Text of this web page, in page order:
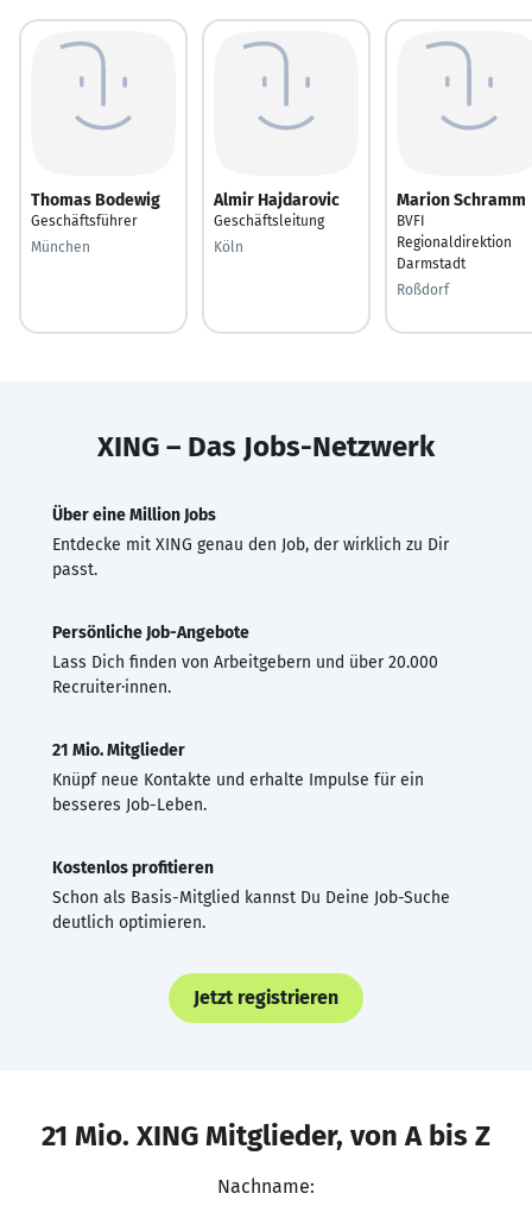
Thomas Bodewig
Geschäftsführer
München
Almir Hajdarovic
Geschäftsleitung
Köln
Marion Schramm
BVFI
Regionaldirektion
Darmstadt
Roßdorf
XING – Das Jobs-Netzwerk
Über eine Million Jobs
Entdecke mit XING genau den Job, der wirklich zu Dir
passt.
Persönliche Job-Angebote
Lass Dich finden von Arbeitgebern und über 20.000
Recruiter·innen.
21 Mio. Mitglieder
Knüpf neue Kontakte und erhalte Impulse für ein
besseres Job-Leben.
Kostenlos profitieren
Schon als Basis-Mitglied kannst Du Deine Job-Suche
deutlich optimieren.
Jetzt registrieren
21 Mio. XING Mitglieder, von A bis Z
Nachname: